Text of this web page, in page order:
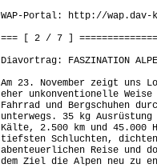
WAP-Portal: http://wap.dav-
=== [ 2 / 7 ]
Diavortrag: FASZINATION
Am 23. November zeigt uns
eher unkonventionelle
Fahrrad und Bergschuhen
unterwegs. 35 kg Ausrüstung
Kälte, 2.500 km und 45.000
tiefsten Schluchten, dichten
abenteuerlichen Reise und
dem Ziel die Alpen neu zu